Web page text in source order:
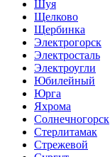
Шуя
Щелково
Щербинка
Электрогорск
Электросталь
Электроугли
Юбилейный
Юрга
Яхрома
Солнечногорск
Стерлитамак
Стрежевой